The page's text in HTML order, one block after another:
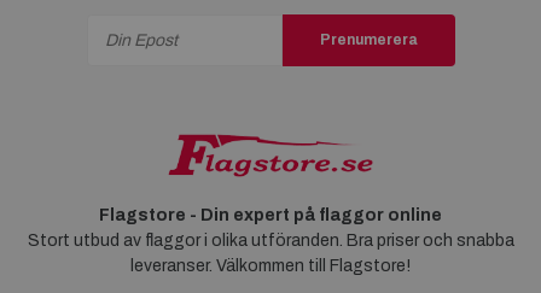
Prenumerera
Flagstore - Din expert på flaggor online
Stort utbud av flaggor i olika utföranden. Bra priser och snabba
leveranser. Välkommen till Flagstore!